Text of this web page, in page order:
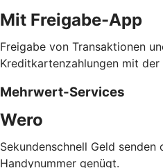
Mit Freigabe-App
Freigabe von Transaktionen
Kreditkartenzahlungen mit der
Mehrwert-Services
Wero
Sekundenschnell Geld senden
Handynummer genügt.